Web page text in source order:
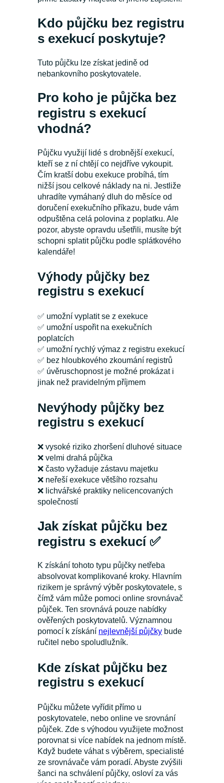
Kdo půjčku bez registru
s exekucí poskytuje?
Tuto půjčku lze získat jedině od
nebankovního poskytovatele.
Pro koho je půjčka bez
registru s exekucí
vhodná?
Půjčku využijí lidé s drobnější exekucí,
kteří se z ní chtějí co nejdříve vykoupit.
Čím kratší dobu exekuce probíhá, tím
nižší jsou celkové náklady na ni. Jestliže
uhradíte vymáhaný dluh do měsíce od
doručení exekučního příkazu, bude vám
odpuštěna celá polovina z poplatku. Ale
pozor, abyste opravdu ušetřili, musíte být
schopni splatit půjčku podle splátkového
kalendáře!
Výhody půjčky bez
registru s exekucí
✅ umožní vyplatit se z exekuce
✅ umožní uspořit na exekučních
poplatcích
✅ umožní rychlý výmaz z registru exekucí
✅ bez hloubkového zkoumání registrů
✅ úvěruschopnost je možné prokázat i
jinak než pravidelným příjmem
Nevýhody půjčky bez
registru s exekucí
❌vysoké riziko zhoršení dluhové situace
❌velmi drahá půjčka
❌často vyžaduje zástavu majetku
❌ neřeší exekuce většího rozsahu
❌ lichvářské praktiky nelicencovaných
společností
Jak získat půjčku bez
registru s exekucí ✅
K získání tohoto typu půjčky netřeba
absolvovat komplikované kroky. Hlavním
rizikem je správný výběr poskytovatele, s
čímž vám může pomoci online srovnávač
půjček. Ten srovnává pouze nabídky
ověřených poskytovatelů. Významnou
pomocí k získání nejlevnější půjčky bude
ručitel nebo spoludlužník.
Kde získat půjčku bez
registru s exekucí
Půjčku můžete vyřídit přímo u
poskytovatele, nebo online ve srovnání
půjček. Zde s výhodou využijete možnost
porovnat si více nabídek na jednom místě.
Když budete váhat s výběrem, specialisté
ze srovnávače vám poradí. Abyste zvýšili
šanci na schválení půjčky, osloví za vás